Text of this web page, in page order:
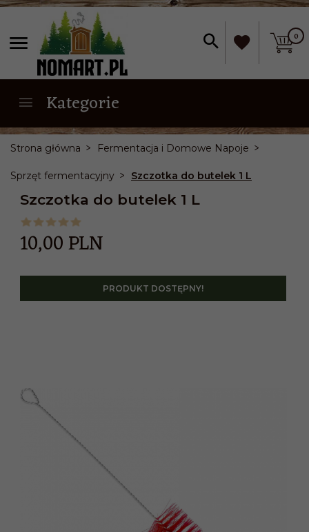
0
Kategorie
Strona główna Fermentacja i Domowe Napoje
Sprzęt fermentacyjny Szczotka do butelek 1 L
Szczotka do butelek 1 L
10,00PLN
PRODUKT DOSTĘPNY!